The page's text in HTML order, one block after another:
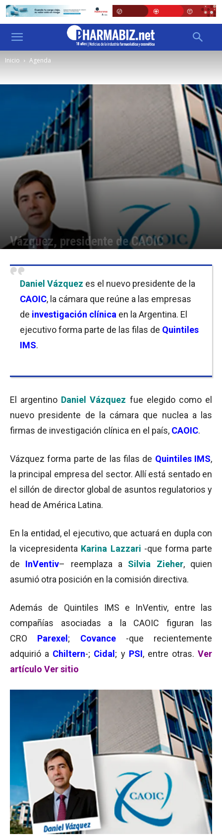
Inicio Agenda
Vázquez, presidente de CAOIC
Daniel Vázquez es el nuevo presidente de la
CAOIC, la cámara que reúne a las empresas
de investigación clínica en la Argentina. El
ejecutivo forma parte de las filas de Quintiles
IMS.
El argentino Daniel Vázquez fue elegido como el
nuevo presidente de la cámara que nuclea a las
firmas de investigación clínica en el país, CAOIC.
Vázquez forma parte de las filas de Quintiles IMS,
la principal empresa del sector. Allí está sentado en
el sillón de director global de asuntos regulatorios y
head de América Latina.
En la entidad, el ejecutivo, que actuará en dupla con
la vicepresidenta Karina Lazzari -que forma parte
de InVentiv– reemplaza a Silvia Zieher, quien
asumió otra posición en la comisión directiva.
Además de Quintiles IMS e InVentiv, entre las
compañías asociadas a la CAOIC figuran las
CRO Parexel ; Covance-que recientemente
adquirió a Chiltern-; Cidal ; y PSI, entre otras. Ver
artículo Ver sitio